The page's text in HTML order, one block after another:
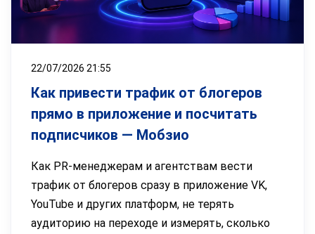
22/07/2026 21:55
Как привести трафик от блогеров
прямо в приложение и посчитать
подписчиков — Мобзио
Как PR-менеджерам и агентствам вести
трафик от блогеров сразу в приложение VK,
YouTube и других платформ, не терять
аудиторию на переходе и измерять, сколько